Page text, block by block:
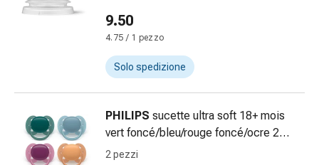
febbre
Antiallergico
pelle
Naso
Gastrointestinale
Diarrea
Emorroidi
9.50
4.75 / 1 pezzo
Solo spedizione
PHILIPS sucette ultra soft 18+ mois
vert foncé/bleu/rouge foncé/ocre 2
pce
2 pezzi